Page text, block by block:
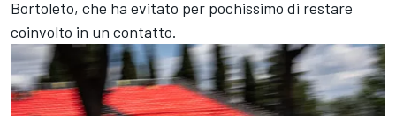
Bortoleto, che ha evitato per pochissimo di restare
coinvolto in un contatto.